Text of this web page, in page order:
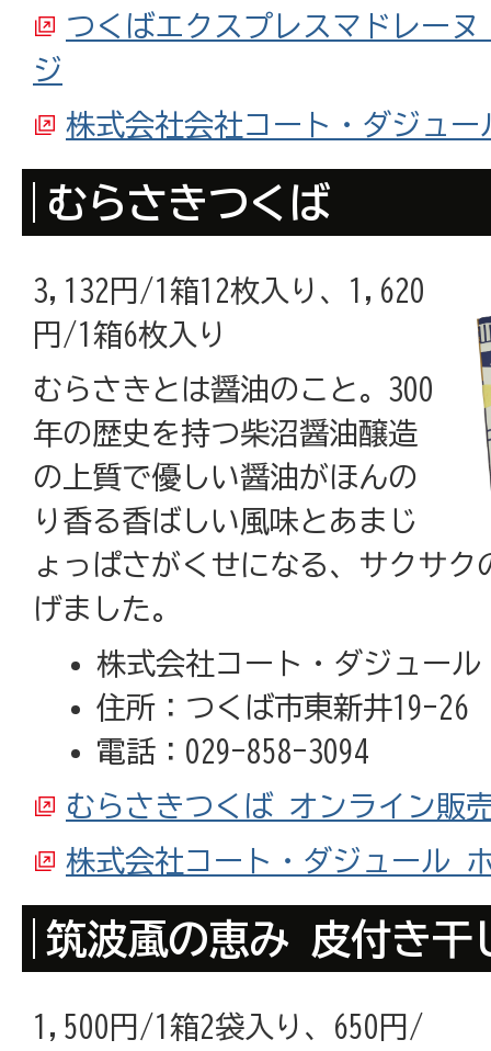
つくばエクスプレスマドレー
ジ
株式会社会社コート・ダジュ
むらさきつくば
3,132円/1箱12枚入り、1,620
円/1箱6枚入り
むらさきとは醤油のこと。300
年の歴史を持つ柴沼醤油醸造
の上質で優しい醤油がほんの
り香る香ばしい風味とあまじ
ょっぱさがくせになる、サクサ
げました。
株式会社コート・ダジュール
住所：つくば市東新井19-26
電話：029-858-3094
むらさきつくば オンライン販
株式会社コート・ダジュール
筑波颪の恵み 皮付き干
1,500円/1箱2袋入り、650円/